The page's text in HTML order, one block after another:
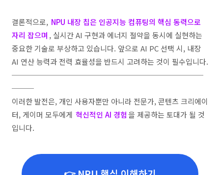
결론적으로, NPU 내장 칩은 인공지능 컴퓨팅의 핵심 동력으로
자리 잡으며 , 실시간 AI 구현과 에너지 절약을 동시에 실현하는
중요한 기술로 부상하고 있습니다. 앞으로 AI PC 선택 시, 내장
AI 연산 능력과 전력 효율성을 반드시 고려하는 것이 필수입니다.
──────────────────────────
───
이러한 발전은, 개인 사용자뿐만 아니라 전문가, 콘텐츠 크리에이
터, 게이머 모두에게 혁신적인 AI 경험을 제공하는 토대가 될 것
입니다.